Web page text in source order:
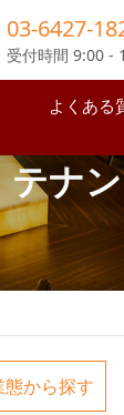
03-6427-
受付時間 9:00 -
よくある
テナ
態から探す